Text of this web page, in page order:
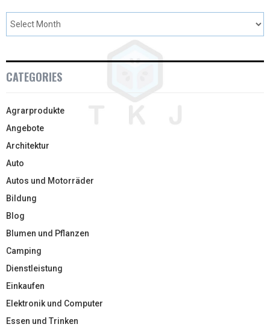
CATEGORIES
Agrarprodukte
Angebote
Architektur
Auto
Autos und Motorräder
Bildung
Blog
Blumen und Pflanzen
Camping
Dienstleistung
Einkaufen
Elektronik und Computer
Essen und Trinken